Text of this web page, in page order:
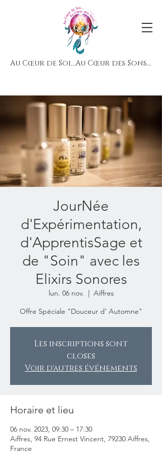
Au Cœur de Soi...Au Cœur des Sons...
JourNée
d'Expérimentation,
d'ApprentisSage et
de "Soin" avec les
Elixirs Sonores
lun. 06 nov.
  |
Aiffres
Offre Spéciale "Douceur d' Automne"
Les inscriptions sont
closes
Voir d'autres événements
Horaire et lieu
06 nov. 2023, 09:30 – 17:30
Aiffres, 94 Rue Ernest Vincent, 79230 Aiffres,
France